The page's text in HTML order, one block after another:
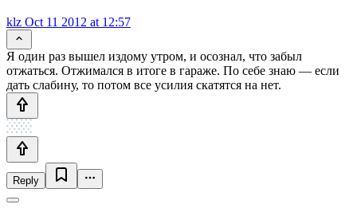
klz Oct 11 2012 at 12:57
Я один раз вышел издому утром, и осознал, что забыл
отжаться. Отжимался в итоге в гараже. По себе знаю — если
дать слабину, то потом все усилия скатятся на нет.
Reply